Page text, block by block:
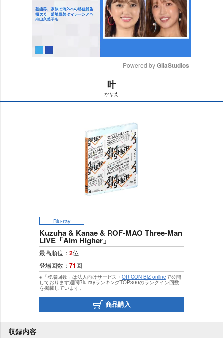
t
Powered by GliaStudios
叶
かなえ
Blu-ray
Kuzuha & Kanae & ROF-MAO Three-Man
LIVE「Aim Higher」
最高順位： 2位
登場回数： 71回
※「登場回数」は法人向けサービス・ ORICON BiZ onlineで公開
しております週間Blu-rayランキングTOP300のランクイン回数
を掲載しています。
商品購入
収録内容